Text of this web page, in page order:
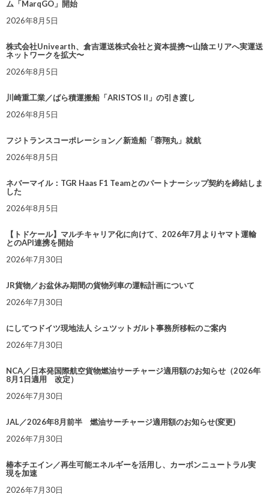
ム「MarqGO」開始
2026年8月5日
株式会社Univearth、倉吉運送株式会社と資本提携〜山陰エリアへ実運送
ネットワークを拡大〜
2026年8月5日
川崎重工業／ばら積運搬船「ARISTOS II」の引き渡し
2026年8月5日
フジトランスコーポレーション／新造船「蓉翔丸」就航
2026年8月5日
ネバーマイル：TGR Haas F1 Teamとのパートナーシップ契約を締結しま
した
2026年8月5日
【トドケール】マルチキャリア化に向けて、2026年7月よりヤマト運輸
とのAPI連携を開始
2026年7月30日
JR貨物／お盆休み期間の貨物列車の運転計画について
2026年7月30日
にしてつドイツ現地法人 シュツットガルト事務所移転のご案内
2026年7月30日
NCA／日本発国際航空貨物燃油サーチャージ適用額のお知らせ（2026年
8月1日適用 改定）
2026年7月30日
JAL／2026年8月前半 燃油サーチャージ適用額のお知らせ(変更)
2026年7月30日
椿本チエイン／再生可能エネルギーを活用し、カーボンニュートラル実
現を加速
2026年7月30日